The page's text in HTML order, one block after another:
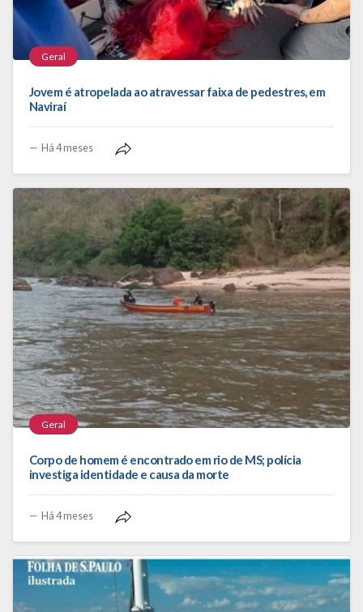
Geral
Jovem é atropelada ao atravessar faixa de pedestres, em
Naviraí
Há 4 meses
Geral
Corpo de homem é encontrado em rio de MS; polícia
investiga identidade e causa da morte
Há 4 meses